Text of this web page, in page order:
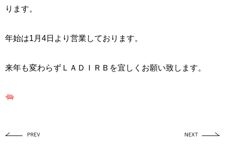
ります。
年始は1月4日より営業しております。
来年も変わらずＬＡＤＩＲＢを宜しくお願い致します。